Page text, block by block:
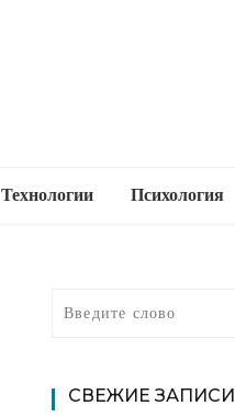
Технологии Психология
СВЕЖИЕ ЗАПИСИ